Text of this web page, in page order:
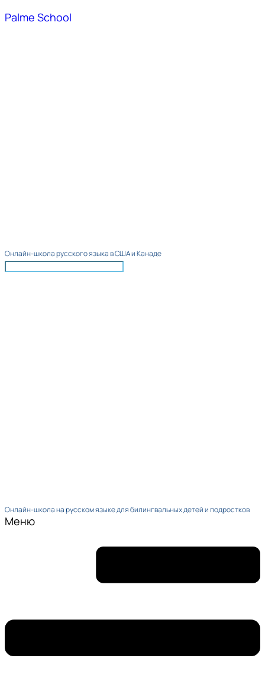
Palme School
Онлайн-школа русского языка в США и Канаде​
Онлайн-школа на русском языке для билингвальных детей и подростков
Меню